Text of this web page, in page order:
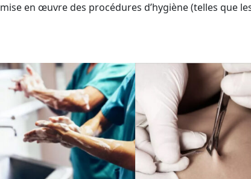
mise en œuvre des procédures d’hygiène (telles que